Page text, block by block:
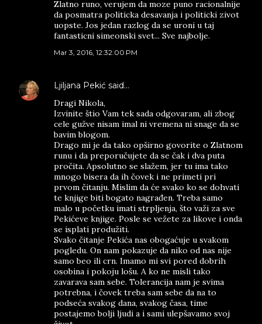
Zlatno runo, verujem da moze puno racionalnije
da posmatra politicka desavanja i politicki zivot
uopste. Jos jedan razlog da se uroni u taj
fantasticni simeonski svet... Sve najbolje.
Mar 3, 2016, 12:32:00 PM
Ljiljana Pekić said…
Dragi Nikola,
Izvinite štio Vam tek sada odgovaram, ali zbog
cele gužve nisam imal ni vremena ni snage da se
bavim blogom.
Drago mi je da tako opširno govorite o Zlatnom
runu i da preporučujete da se čak i dva puta
pročita. Apsolutno se slažem, jer tu ima tako
mnogo bisera da ih čovek i ne primeti pri
prvom čitanju. Mislim da će svako ko se dohvati
te knjige biti bogato nagrađen. Treba samo
malo u početku imati strpljenja, što važi za sve
Pekićeve knjige. Posle se vežete za likove i onda
se isplati produžiti.
Svako čitanje Pekića nas obogaćuje u svakom
pogledu. On nam pokazuje da niko od nas nije
samo beo ili crn. Imamo mi svi pored dobrih
osobina i pokoju lošu. A ko ne misli tako
zavarava sam sebe. Tolerancija nam je svima
potrebna, i čovek treba sam sebe da na to
podseća svakog dana, svakog časa, time
postajemo bolji ljudi a i sami ulepšavamo svoj